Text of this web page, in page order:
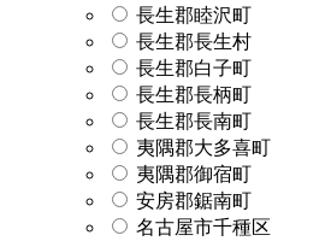
長生郡睦沢町
長生郡長生村
長生郡白子町
長生郡長柄町
長生郡長南町
夷隅郡大多喜町
夷隅郡御宿町
安房郡鋸南町
名古屋市千種区